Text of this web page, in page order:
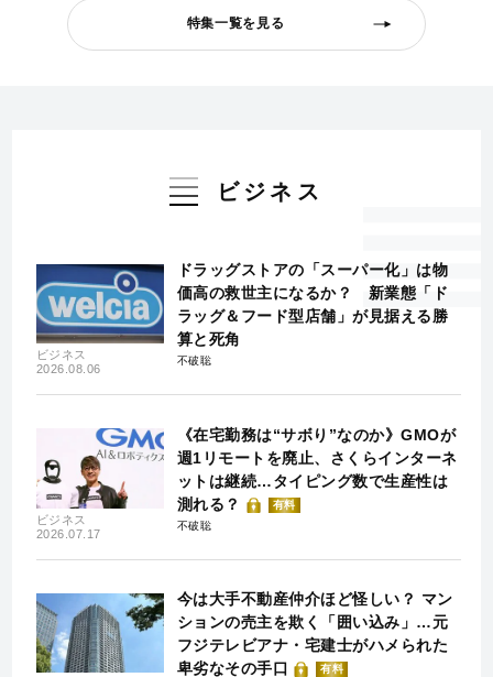
特集一覧を見る
ビジネス
ビジネス
2026.08.06
ドラッグストアの「スーパー化」は物
価高の救世主になるか？ 新業態「ド
ラッグ＆フード型店舗」が見据える勝
算と死角
不破聡
ビジネス
2026.07.17
《在宅勤務は“サボり”なのか》GMOが
週1リモートを廃止、さくらインターネ
ットは継続…タイピング数で生産性は
測れる？
有料
不破聡
今は大手不動産仲介ほど怪しい？ マン
ションの売主を欺く「囲い込み」…元
フジテレビアナ・宅建士がハメられた
卑劣なその手口
有料